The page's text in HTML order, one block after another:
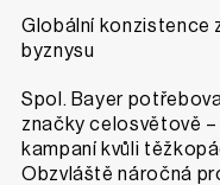
Globální konzistence
byznysu
Spol. Bayer
značky celosvětově
kampaní kvůli
Obzvláště náročná